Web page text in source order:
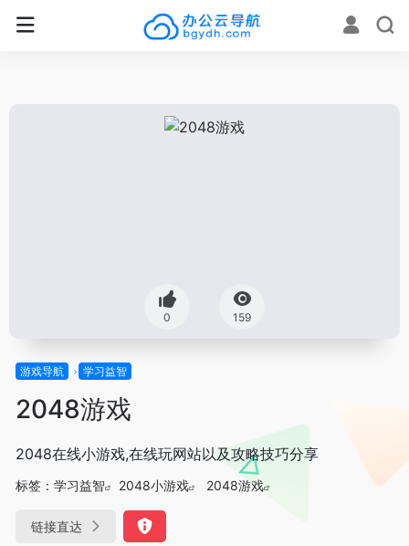
0 159
游戏导航 学习益智
2048游戏
2048在线小游戏,在线玩网站以及攻略技巧分享
标签： 学习益智 2048小游戏 2048游戏
链接直达